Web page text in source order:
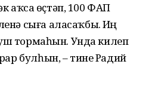
аҡса өҫтәп, 100 ФАП
сыға аласаҡбыҙ. Иң
тормаһын. Унда килеп
булһын, – тине Радий